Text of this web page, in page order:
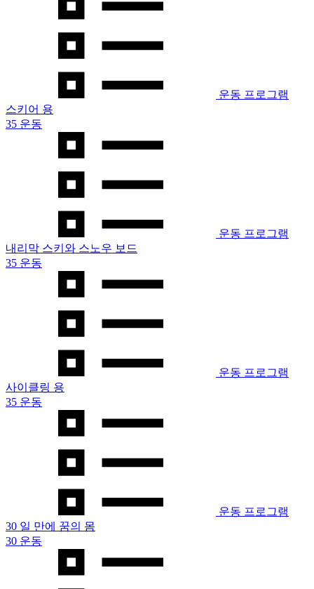
운동 프로그램
스키어 용
35 운동
운동 프로그램
내리막 스키와 스노우 보드
35 운동
운동 프로그램
사이클링 용
35 운동
운동 프로그램
30 일 만에 꿈의 몸
30 운동